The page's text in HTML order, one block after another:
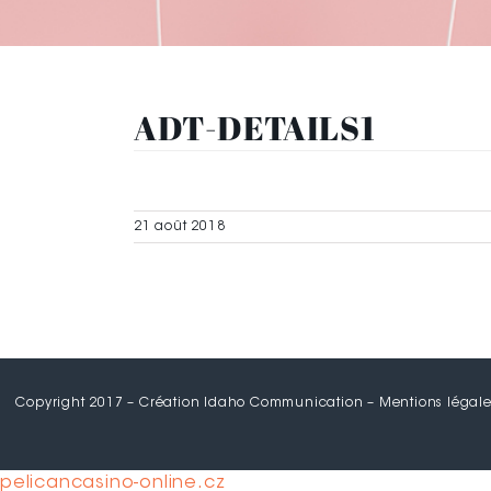
ADT-DETAILS1
21 août 2018
Copyright 2017 – Création Idaho Communication – Mentions
pelicancasino-online.cz